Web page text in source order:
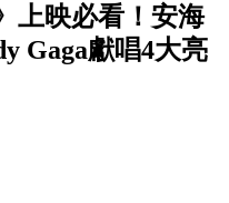
上映必看！安海
Gaga獻唱4大亮